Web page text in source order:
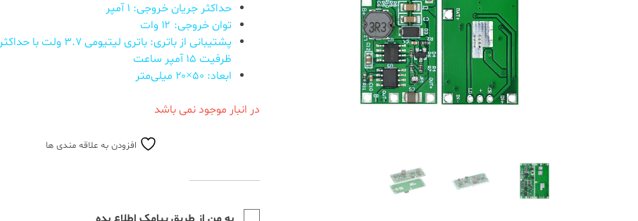
حداکثر جریان خروجی: ۱ آمپر
توان خروجی: ۱۲ وات
پشتیبانی از باتری: باتری لیتیومی ۳.۷ ولت با حداکثر
ظرفیت ۱۵ آمپر ساعت
ابعاد: ۵۰×۲۰ میلی‌متر
در انبار موجود نمی باشد
افزودن به علاقه مندی ها